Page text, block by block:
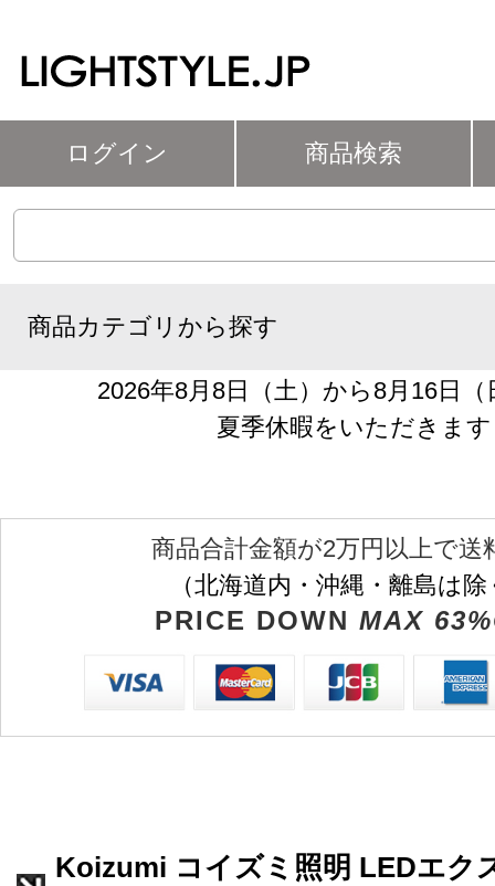
ログイン 商品検索
商品カテゴリから探す
2026年8月8日（土）から8月16日
夏季休暇をいただきます
商品合計金額が2万円以上で送
（北海道内・沖縄・離島は
PRICE DOWN MAX
Koizumi コイズミ照明 LEDエク